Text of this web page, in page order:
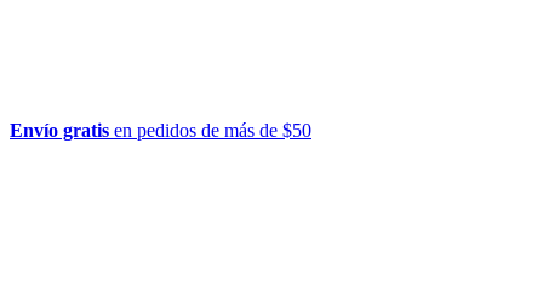
Envío gratis en pedidos de más de $50